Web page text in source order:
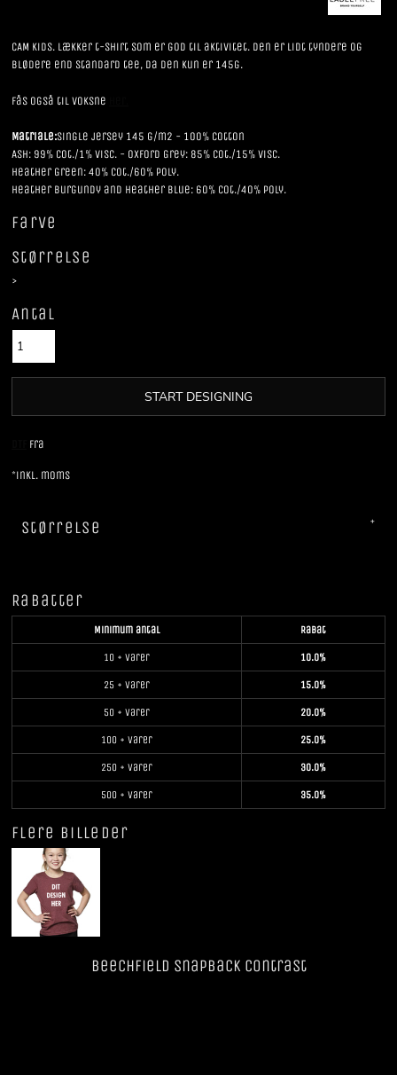
CAM kids. lækker t-shirt som er god til aktivitet. Den er lidt tyndere og
blødere end standard tee, da den kun er 145g.
Fås også til voksne
Matriale:Single jersey 145 g/m2 - 100% cotton
Ash: 99% cot./1% visc. - Oxford Grey: 85% Cot./15% visc.
Heather Green: 40% cot./60% poly.
Heather Burgundy and Heather Blue: 60% cot./40% poly.
Farve
Størrelse
>
Antal
START DESIGNING
Fra
*inkl. moms
Størrelse
Rabatter
Minimum antal Rabat
10 + varer 10.0%
25 + varer 15.0%
50 + varer 20.0%
100 + varer 25.0%
250 + varer 30.0%
500 + varer 35.0%
Flere billeder
Beechfield SnapBack Contrast